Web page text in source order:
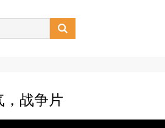

，战争片